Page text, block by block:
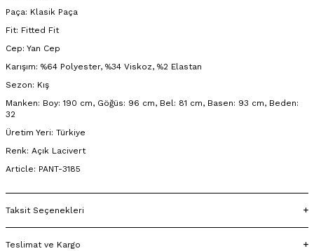
Paça: Klasik Paça
Fit: Fitted Fit
Cep: Yan Cep
Karışım: %64 Polyester, %34 Viskoz, %2 Elastan
Sezon: Kış
Manken: Boy: 190 cm, Göğüs: 96 cm, Bel: 81 cm, Basen: 93 cm, Beden:
32
Üretim Yeri: Türkiye
Renk: Açık Lacivert
Article: PANT-3185
Taksit Seçenekleri
Teslimat ve Kargo